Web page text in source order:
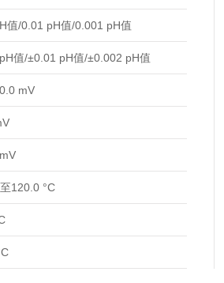
值/0.01 pH值/0.001 pH值
值/±0.01 pH值/±0.002 pH值
mV
120.0 °C